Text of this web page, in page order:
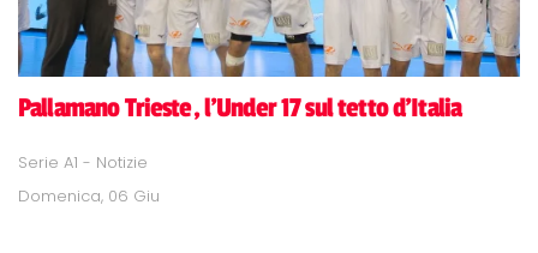
Pallamano Trieste, l'Under 17 sul tetto d'Italia
Serie A1 - Notizie
Domenica, 06 Giu